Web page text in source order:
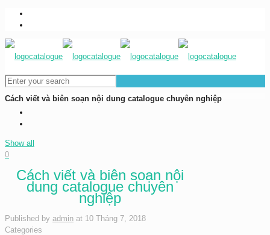
Cách viết và biên soạn nội dung catalogue chuyên nghiệp
Show all
0
Cách viết và biên soạn nội
dung catalogue chuyên
nghiệp
Published by admin at 10 Tháng 7, 2018
Categories